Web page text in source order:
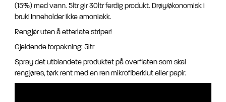
(15%) med vann. 5ltr gir 30ltr ferdig produkt. Drøy/økonomisk i
bruk! Inneholder ikke amoniakk.
Rengjør uten å etterlate striper!
Gjeldende forpakning: 5ltr
Spray det utblandete produktet på overflaten som skal
rengjøres, tørk rent med en ren mikrofiberklut eller papir.